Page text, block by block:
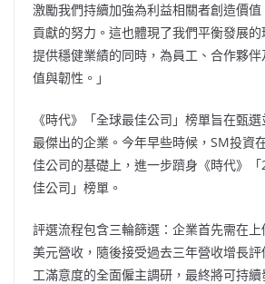
激勵我們持續加強為利益相關者創造價
貢獻的努力。這也體現了我們平衡發展
提供穩健業績的同時，為員工、合作夥
值與韌性。」
《時代》「全球最佳公司」榜單旨在甄
最傑出的企業。今年早些時候，SM投資
佳公司的基礎上，進一步躋身《時代》
佳公司」榜單。
評選流程包含三輪篩選：企業首先需在
美元營收，隨後接受過去三年營收增長
工滿意度的全面僱主調研，最終將可持